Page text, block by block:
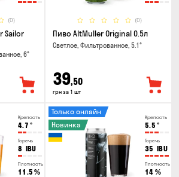
(0)
Sailor
6°
(0)
Пиво AltMuller Original 0.5л
Светлое, Фильтрованное, 5.1°
39,50
грн за 1 шт
Крепость
4.7 °
Горечь
8 IBU
Плотность
11.5 %
Крепость
5.5 °
Горечь
35 IBU
Плотность
14 %
Только онлайн
Новинка